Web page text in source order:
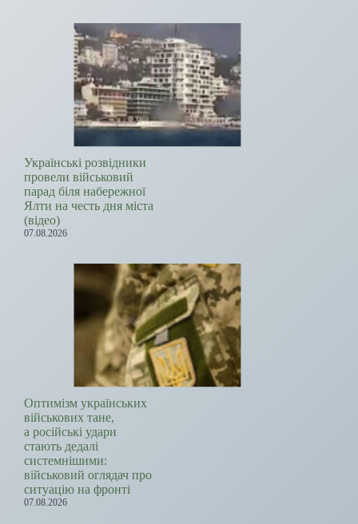
Українські розвідники
провели військовий
парад біля набережної
Ялти на честь дня міста
(відео)
07.08.2026
Оптимізм українських
військових тане,
а російські удари
стають дедалі
системнішими:
військовий оглядач про
ситуацію на фронті
07.08.2026